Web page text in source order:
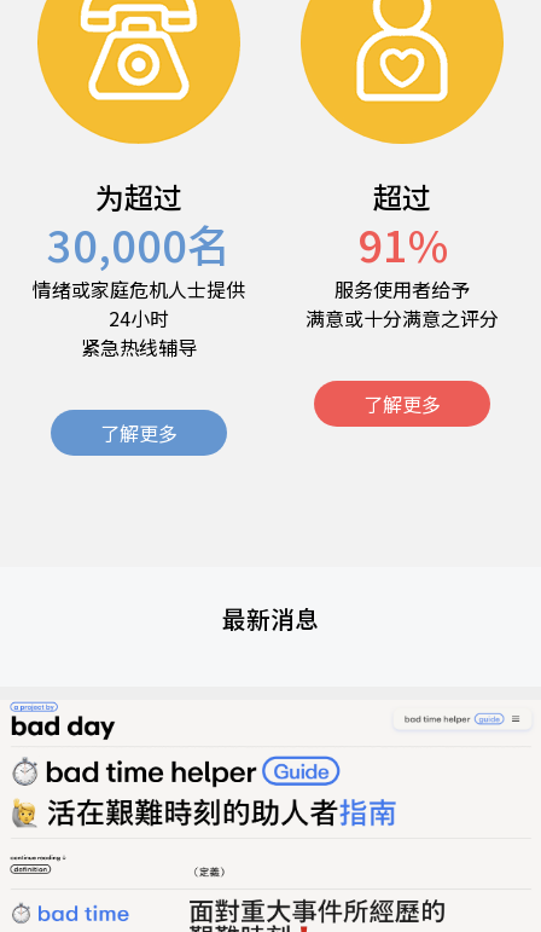
为超过
30,000名
情绪或家庭危机人士提供
24小时
紧急热线辅导
了解更多
超过
91%
服务使用者给予
满意或十分满意之评分
了解更多
最新消息